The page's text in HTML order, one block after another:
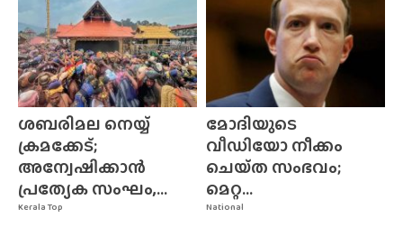
Kerala Top
ശബരിമല നെയ്യ്
ക്രമക്കേട്;
അന്വേഷിക്കാൻ
പ്രത്യേക സംഘം,...
National
മോദിയുടെ
വീഡിയോ നീക്കം
ചെയ്‌ത സംഭവം;
മെറ്റ...